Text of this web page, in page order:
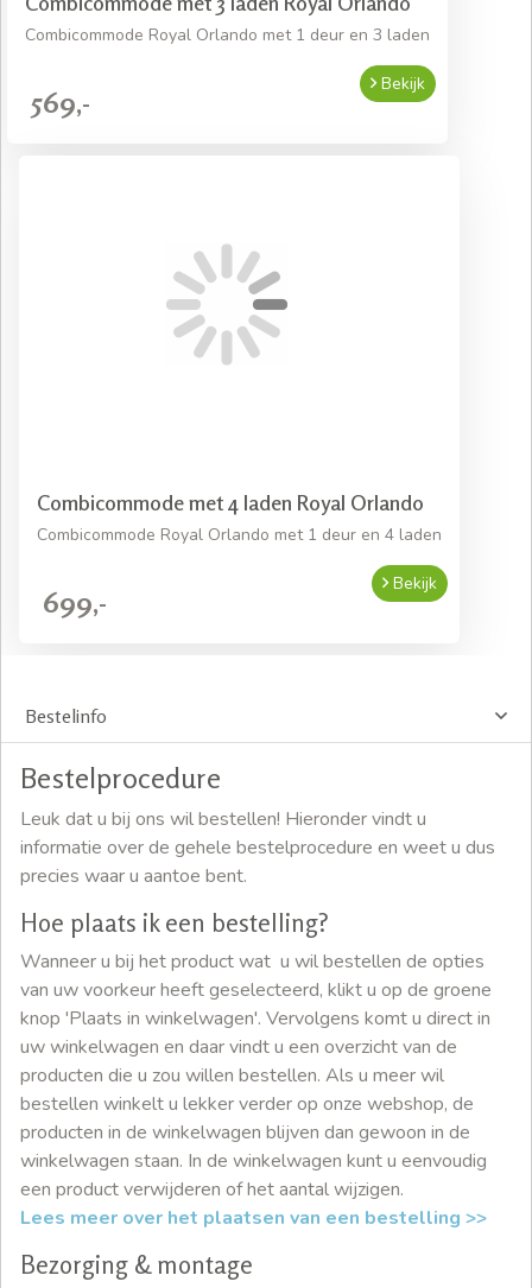
Combicommode Royal Orlando met 1 deur en 3 laden
569,-
Bekijk
Combicommode met 4 laden Royal Orlando
Combicommode Royal Orlando met 1 deur en 4 laden
699,-
Bekijk
Bestelinfo
Bestelprocedure
Leuk dat u bij ons wil bestellen! Hieronder vindt u
informatie over de gehele bestelprocedure en weet u dus
precies waar u aantoe bent.
Hoe plaats ik een bestelling?
Wanneer u bij het product wat u wil bestellen de opties
van uw voorkeur heeft geselecteerd, klikt u op de groene
knop 'Plaats in winkelwagen'. Vervolgens komt u direct in
uw winkelwagen en daar vindt u een overzicht van de
producten die u zou willen bestellen. Als u meer wil
bestellen winkelt u lekker verder op onze webshop, de
producten in de winkelwagen blijven dan gewoon in de
winkelwagen staan. In de winkelwagen kunt u eenvoudig
een product verwijderen of het aantal wijzigen.
Lees meer over het plaatsen van een bestelling >>
Bezorging & montage